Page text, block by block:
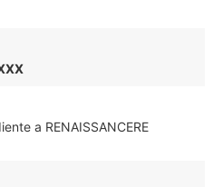
a RENAISSANCERE